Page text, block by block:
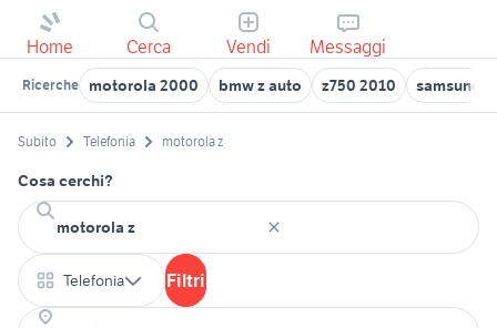
Home Cerca Vendi Messaggi
Ricerche motorola 2000 bmw z auto z750 2010 samsung
Subito Telefonia motorola z
Cosa cerchi?
Telefonia Filtri